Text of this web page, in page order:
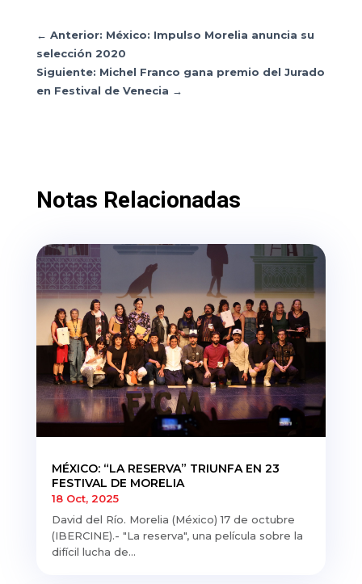
← Anterior: México: Impulso Morelia anuncia su
selección 2020
Siguiente: Michel Franco gana premio del Jurado
en Festival de Venecia →
Notas Relacionadas
MÉXICO: “LA RESERVA” TRIUNFA EN 23
FESTIVAL DE MORELIA
18 Oct, 2025
David del Río. Morelia (México) 17 de octubre
(IBERCINE).- "La reserva", una película sobre la
difícil lucha de...